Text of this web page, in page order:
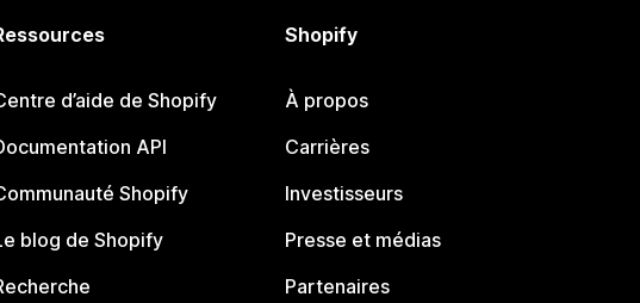
d’aide de Shopify
API
Shopify
blog de Shopify
Shopify
À propos
Carrières
Investisseurs
Presse et médias
Partenaires